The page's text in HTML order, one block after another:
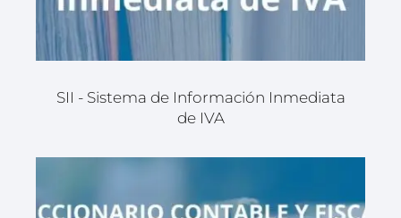
SII - Sistema de Información Inmediata
de IVA